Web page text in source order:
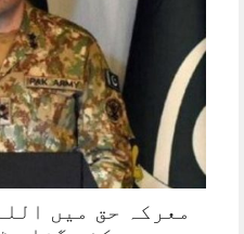
معرکہ حق میں